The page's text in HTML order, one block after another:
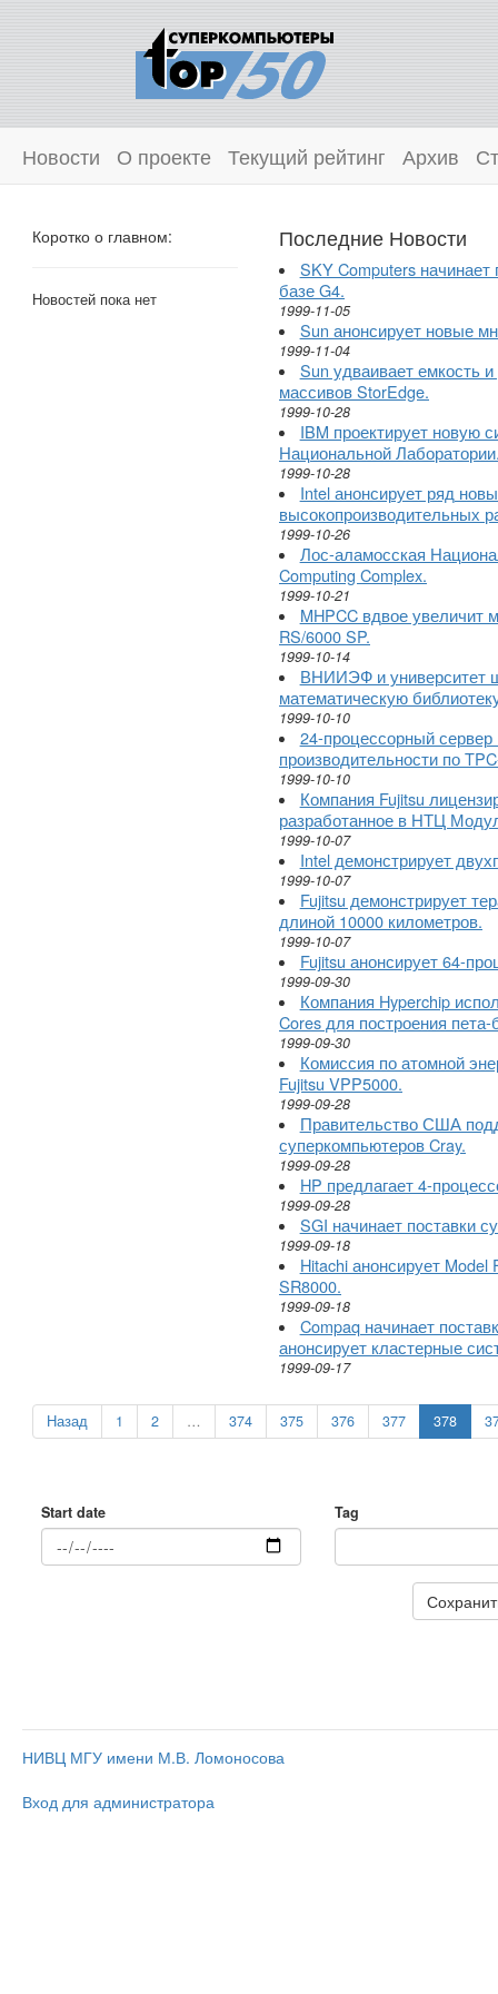
Новости О проекте Текущий рейтинг Архив
Коротко о главном:
Новостей пока нет
Последние Новости
SKY Computers
базе G4.
1999-11-05
Sun анонсирует новые
1999-11-04
Sun удваивает емкость
массивов StorEdge.
1999-10-28
IBM проектирует новую
Национальной
1999-10-28
Intel анонсирует ряд
высокопроизводительных
1999-10-26
Лос-аламосская
Computing Complex.
1999-10-21
MHPCC вдвое увеличит
RS/6000 SP.
1999-10-14
ВНИИЭФ и университет
математическую
1999-10-10
24-процессорный сервер
производительности по
1999-10-10
Компания Fujitsu
разработанное в НТЦ
1999-10-07
Intel демонстрирует
1999-10-07
Fujitsu демонстрирует
длиной 10000 километров.
1999-10-07
Fujitsu анонсирует 64-
1999-09-30
Компания Hyperchip
Cores для построения
1999-09-30
Комиссия по атомной
Fujitsu VPP5000.
1999-09-28
Правительство США
суперкомпьютеров Cray.
1999-09-28
HP предлагает 4-
1999-09-28
SGI начинает поставки
1999-09-18
Hitachi анонсирует
SR8000.
1999-09-18
Compaq начинает
анонсирует кластерные
1999-09-17
Назад 1 2 … 374 375 376 377 378
Start date Tag
НИВЦ МГУ имени М.В. Ломоносова
Вход для администратора